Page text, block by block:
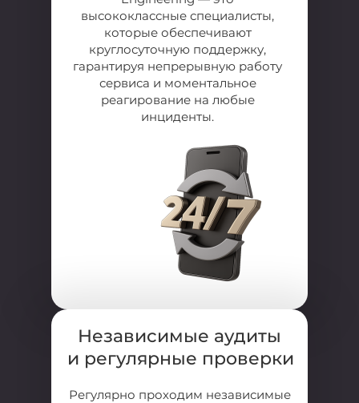
высококлассные специалисты,
которые обеспечивают
круглосуточную поддержку,
гарантируя непрерывную работу
сервиса и моментальное
реагирование на любые
инциденты.
Независимые аудиты
и регулярные проверки
Регулярно проходим независимые